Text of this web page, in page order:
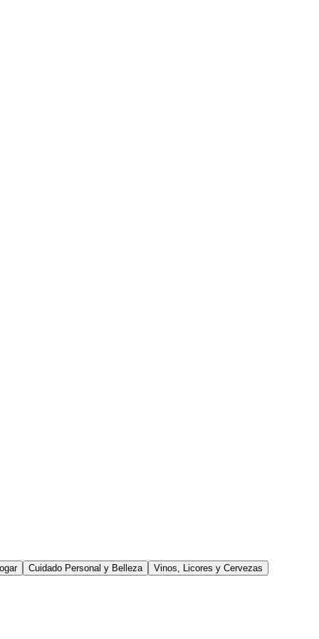
Cuidado Personal y Belleza Vinos, Licores y Cervezas